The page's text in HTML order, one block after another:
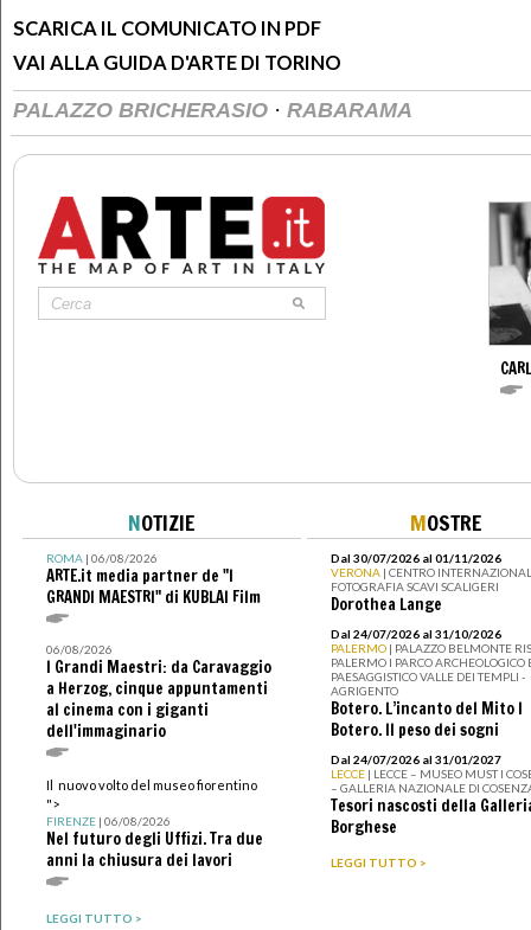
SCARICA IL COMUNICATO IN PDF
VAI ALLA GUIDA D'ARTE DI TORINO
PALAZZO BRICHERASIO · RABARAMA
NOTIZIE
ROMA| 06/08/2026
ARTE.it media partner de "I
GRANDI MAESTRI" di KUBLAI Film
06/08/2026
I Grandi Maestri: da Caravaggio
a Herzog, cinque appuntamenti
al cinema con i giganti
dell'immaginario
Il nuovo volto del museo fiorentino
">
FIRENZE| 06/08/2026
Nel futuro degli Uffizi. Tra due
anni la chiusura dei lavori
LEGGI TUTTO >
MOSTRE
Dal 30/07/2026 al 01/11/2026
VERONA | CENTRO
FOTOGRAFIA SCAVI SCALIGERI
Dorothea Lange
Dal 24/07/2026 al 31/10/2026
PALERMO | PALAZZO BELMONTE
PALERMO I PARCO ARCHEOLOGICO
PAESAGGISTICO VALLE DEI TEMPLI -
AGRIGENTO
Botero. L’incanto del Mito I
Botero. Il peso dei sogni
Dal 24/07/2026 al 31/01/2027
LECCE | LECCE – MUSEO MUST I
– GALLERIA NAZIONALE DI
Tesori nascosti della
Borghese
LEGGI TUTTO >